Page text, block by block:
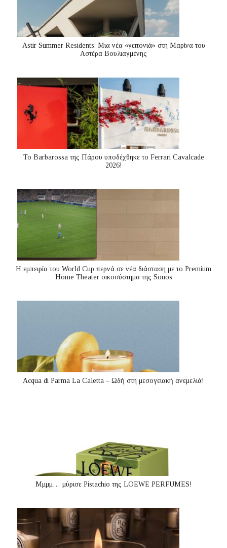
Astir Summer Residents: Μια νέα «γειτονιά» στη Μαρίνα του
Αστέρα Βουλιαγμένης
Το Barbarossa της Πάρου υποδέχθηκε το Ferrari Cavalcade
2026!
Η εμπειρία του World Cup περνά σε νέα διάσταση με το Premium
Home Theater οικοσύστημα της Sonos
Acqua di Parma La Caletta – Ωδή στη μεσογειακή ανεμελιά!
Μμμμ… μύρισε Pistachio της LOEWE PERFUMES!